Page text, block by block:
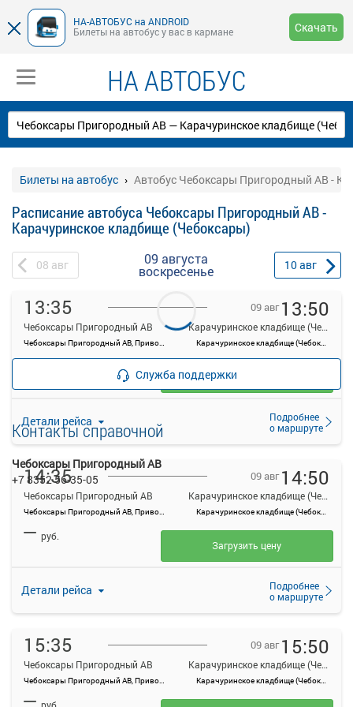
НА-АВТОБУС на ANDROID
Билеты на автобус у вас в кармане
Скачать
НА АВТОБУС
Билеты на автобус Автобус Чебоксары Пригородный АВ -
Расписание автобуса Чебоксары Пригородный АВ -
Карачуринское кладбище (Чебоксары)
08 авг 09 августа
воскресенье 10авг
13:35
Чебоксары Пригородный АВ
Чебоксары Пригородный АВ, Привокзальная ул., 3
09 авг 13:50
Карачуринское кладбище (Чебоксары)
Карачуринское кладбище (Чебоксары)
Детали рейса
Подробнее
о маршруте
—
Загрузить цену
14:35
Чебоксары Пригородный АВ
Чебоксары Пригородный АВ, Привокзальная ул., 3
09 авг 14:50
Карачуринское кладбище (Чебоксары)
Карачуринское кладбище (Чебоксары)
Детали рейса
Подробнее
о маршруте
— руб.
Загрузить цену
15:35
Чебоксары Пригородный АВ
Чебоксары Пригородный АВ, Привокзальная ул., 3
09 авг 15:50
Карачуринское кладбище (Чебоксары)
Карачуринское кладбище (Чебоксары)
—
Служба поддержки
Контакты справочной
Чебоксары Пригородный АВ
+7 8352 56-35-05